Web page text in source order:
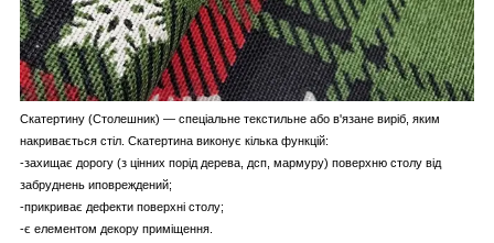
Скатертину (Столешник) — спеціальне текстильне або в'язане виріб, яким
накривається стіл. Скатертина виконує кілька функцій:
-захищає дорогу (з цінних порід дерева, дсп, мармуру) поверхню столу від
забруднень иповреждений;
-прикриває дефекти поверхні столу;
-є елементом декору приміщення.